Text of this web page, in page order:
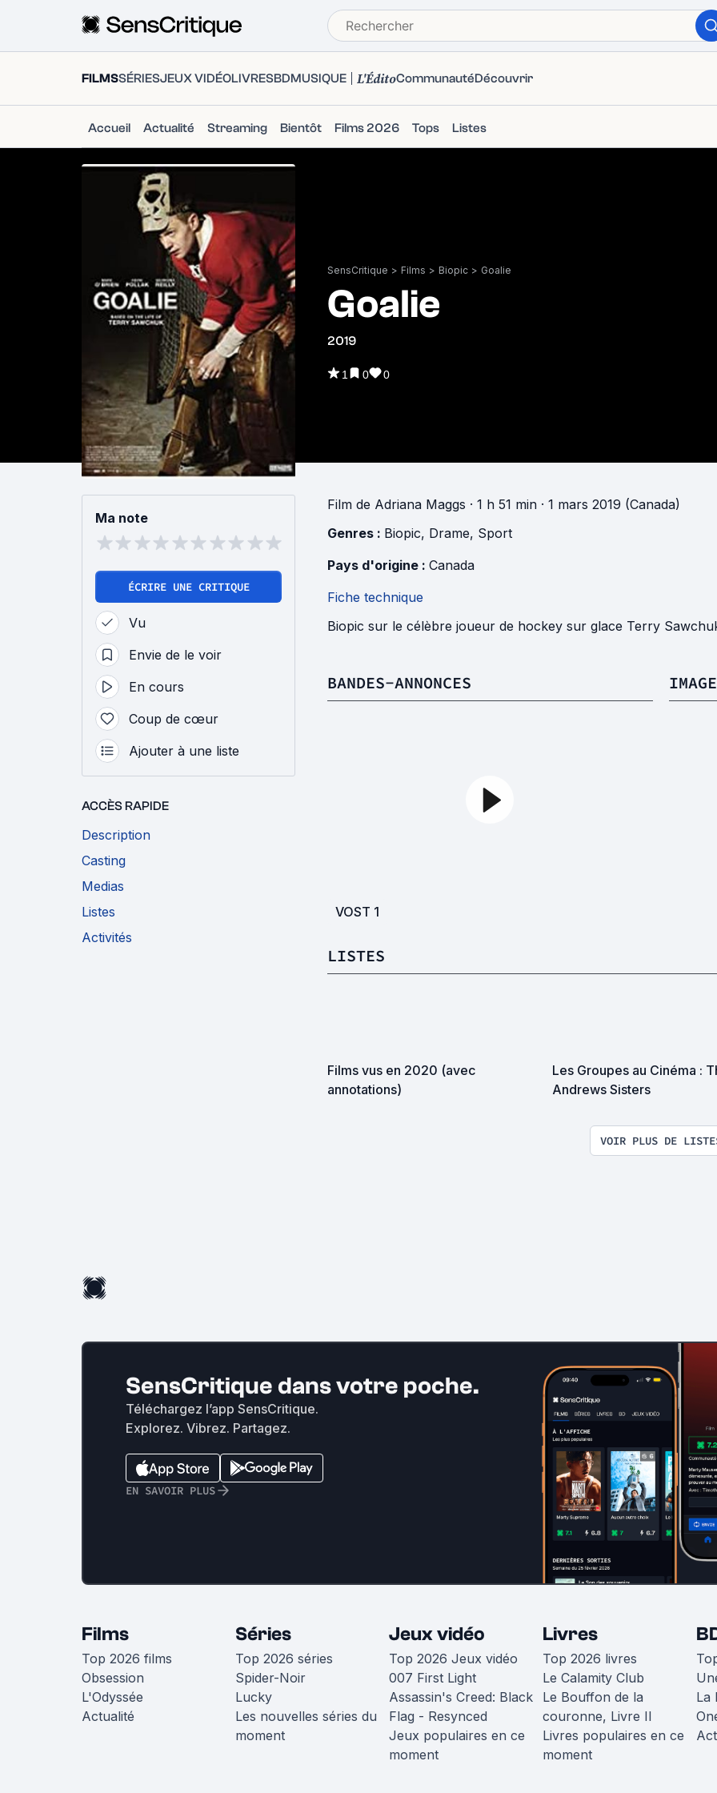
FILMSSÉRIESJEUX VIDÉOLIVRESBDMUSIQUE L'ÉditoCommunautéDécouvrir
Accueil Actualité Streaming Bientôt Films 2026 Tops Listes
SensCritique > Films > Biopic > Goalie
Goalie
2019
1 0 0
Ma note
ÉCRIRE UNE CRITIQUE
Vu
Envie de le voir
En cours
Coup de cœur
Ajouter à une liste
ACCÈS RAPIDE
Description
Casting
Medias
Listes
Activités
Film de Adriana Maggs · 1 h 51 min · 1 mars 2019 (Canada)
Genres : Biopic, Drame, Sport
Pays d'origine : Canada
Fiche technique
Biopic sur le célèbre joueur de hockey sur glace Terry
BANDES-ANNONCES
VOST 1
LISTES
Films vus en 2020 (avec
annotations)
Les Groupes au Cinéma :
Andrews Sisters
VOIR PLUS DE
SensCritique dans votre poche.
Téléchargez l’app SensCritique.
Explorez. Vibrez. Partagez.
EN SAVOIR PLUS
Films
Top 2026 films
Obsession
L'Odyssée
Actualité
Séries
Top 2026 séries
Spider-Noir
Lucky
Les nouvelles séries du
moment
Jeux vidéo
Top 2026 Jeux vidéo
007 First Light
Assassin's Creed: Black
Flag - Resynced
Jeux populaires en ce
moment
Livres
Top 2026 livres
Le Calamity Club
Le Bouffon de la
couronne, Livre II
Livres populaires en ce
moment
La